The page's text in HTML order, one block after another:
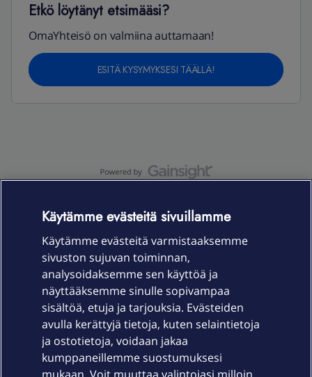
Etkö löytänyt etsimääsi?
OmaYhteisö on valmiina auttamaan!
ESITÄ KYSYMYKSESI TÄÄLLÄ!
Laitteet & liittymät
Palvelut
Käytämme evästeitä sivuillamme
Käytämme evästeitä varmistaaksemme
sivuston sujuvan toiminnan,
analysoidaksemme sen käyttöä ja
näyttääksemme sinulle sopivampaa
sisältöä, etuja ja tarjouksia. Evästeiden
avulla kerättyjä tietoja, kuten selaintietoja
ja ostotietoja, voidaan jakaa
kumppaneillemme suostumuksesi